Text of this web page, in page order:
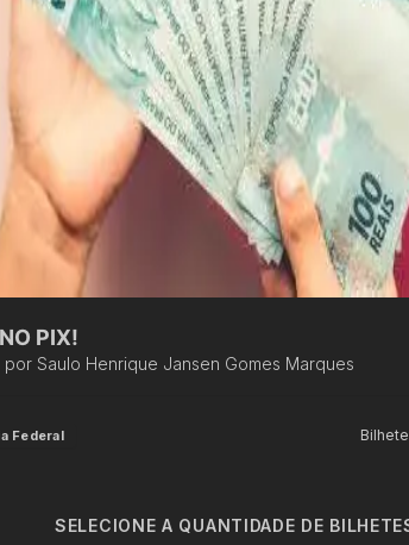
PIX!
por Saulo Henrique Jansen Gomes Marques
Federal
SELECIONE A QUANTIDADE DE